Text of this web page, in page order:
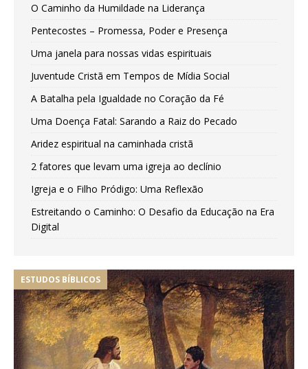
O Caminho da Humildade na Liderança
Pentecostes – Promessa, Poder e Presença
Uma janela para nossas vidas espirituais
Juventude Cristã em Tempos de Mídia Social
A Batalha pela Igualdade no Coração da Fé
Uma Doença Fatal: Sarando a Raiz do Pecado
Aridez espiritual na caminhada cristã
2 fatores que levam uma igreja ao declínio
Igreja e o Filho Pródigo: Uma Reflexão
Estreitando o Caminho: O Desafio da Educação na Era
Digital
ESTUDOS BÍBLICOS